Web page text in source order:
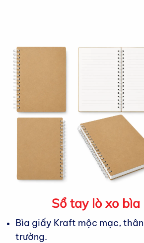
Sổ tay lò xo bìa
Bìa giấy Kraft mộc mạc,
trường.